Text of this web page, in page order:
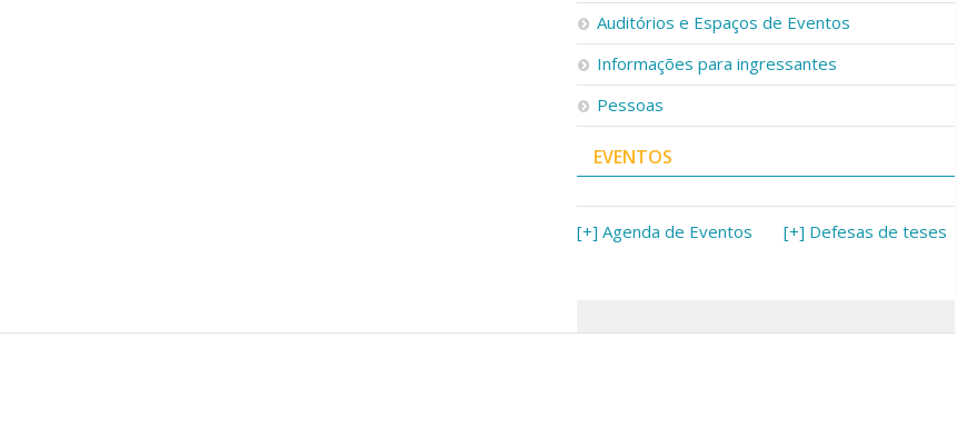
Auditórios e Espaços de Eventos
Informações para ingressantes
Pessoas
EVENTOS
[+] Agenda de Eventos [+] Defesas de teses